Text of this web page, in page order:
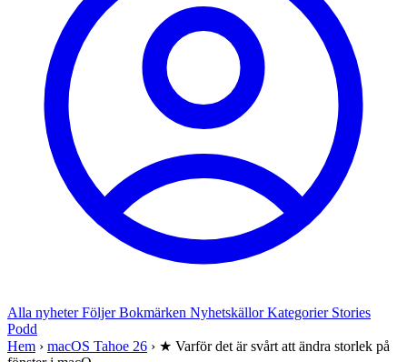
Alla nyheterFöljerBokmärken NyhetskällorKategorier Stories
Podd
Hem › macOS Tahoe 26 › ★ Varför det är svårt att ändra storlek på